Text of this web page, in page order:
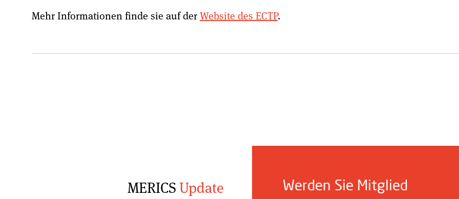
Mehr Informationen finde sie auf derWebsite des ECTP.
MERICSUpdate Werden Sie Mitglied